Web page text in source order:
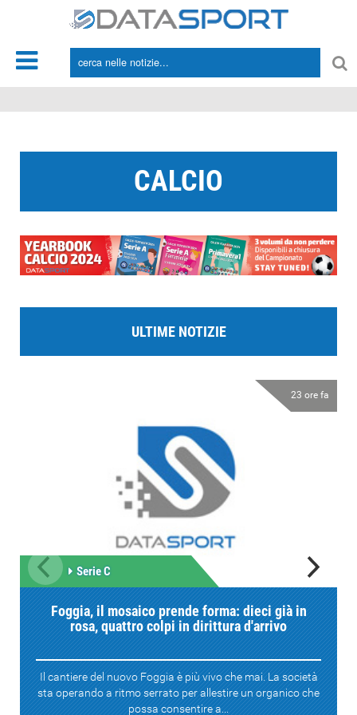
CALCIO
ULTIME NOTIZIE
23 ore fa
Serie C
Foggia, il mosaico prende forma: dieci già in
rosa, quattro colpi in dirittura d'arrivo
Il cantiere del nuovo Foggia è più vivo che mai. La società
sta operando a ritmo serrato per allestire un organico che
possa consentire a...